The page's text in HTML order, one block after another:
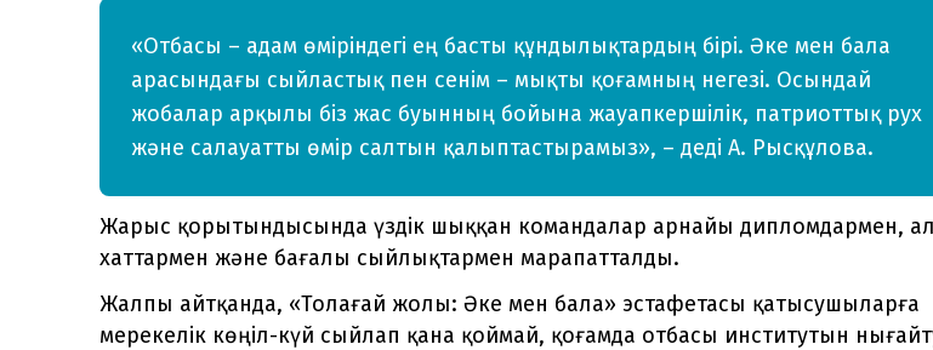
«Отбасы – адам өміріндегі ең басты құндылықтардың бірі. Әке мен бала
арасындағы сыйластық пен сенім – мықты қоғамның негезі. Осындай
жобалар арқылы біз жас буынның бойына жауапкершілік, патриоттық рух
және салауатты өмір салтын қалыптастырамыз», – деді А. Рысқұлова.
Жарыс қорытындысында үздік шыққан командалар арнайы дипломдармен,
хаттармен және бағалы сыйлықтармен марапатталды.
Жалпы айтқанда, «Толағай жолы: Әке мен бала» эстафетасы қатысушыларға
мерекелік көңіл-күй сыйлап қана қоймай, қоғамда отбасы институтын